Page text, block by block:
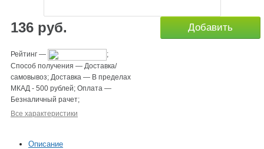
136 руб.
Рейтинг —
;
Способ получения — Доставка/
самовывоз; Доставка — В пределах
МКАД - 500 рублей; Оплата —
Безналичный рачет;
Все характеристики
Добавить
Описание